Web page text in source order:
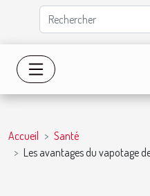
Accueil
Santé
Les avantages du vapotage